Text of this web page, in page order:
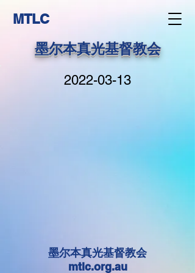
MTLC
墨尔本真光基督教会
2022-03-13
墨尔本真光基督教会
mtlc.org.au